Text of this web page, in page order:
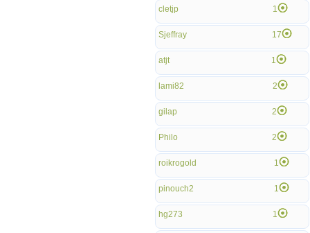
cletjp 1
Sjeffray 17
atjt 1
lami82 2
gilap 2
Philo 2
roikrogold 1
pinouch2 1
hg273 1